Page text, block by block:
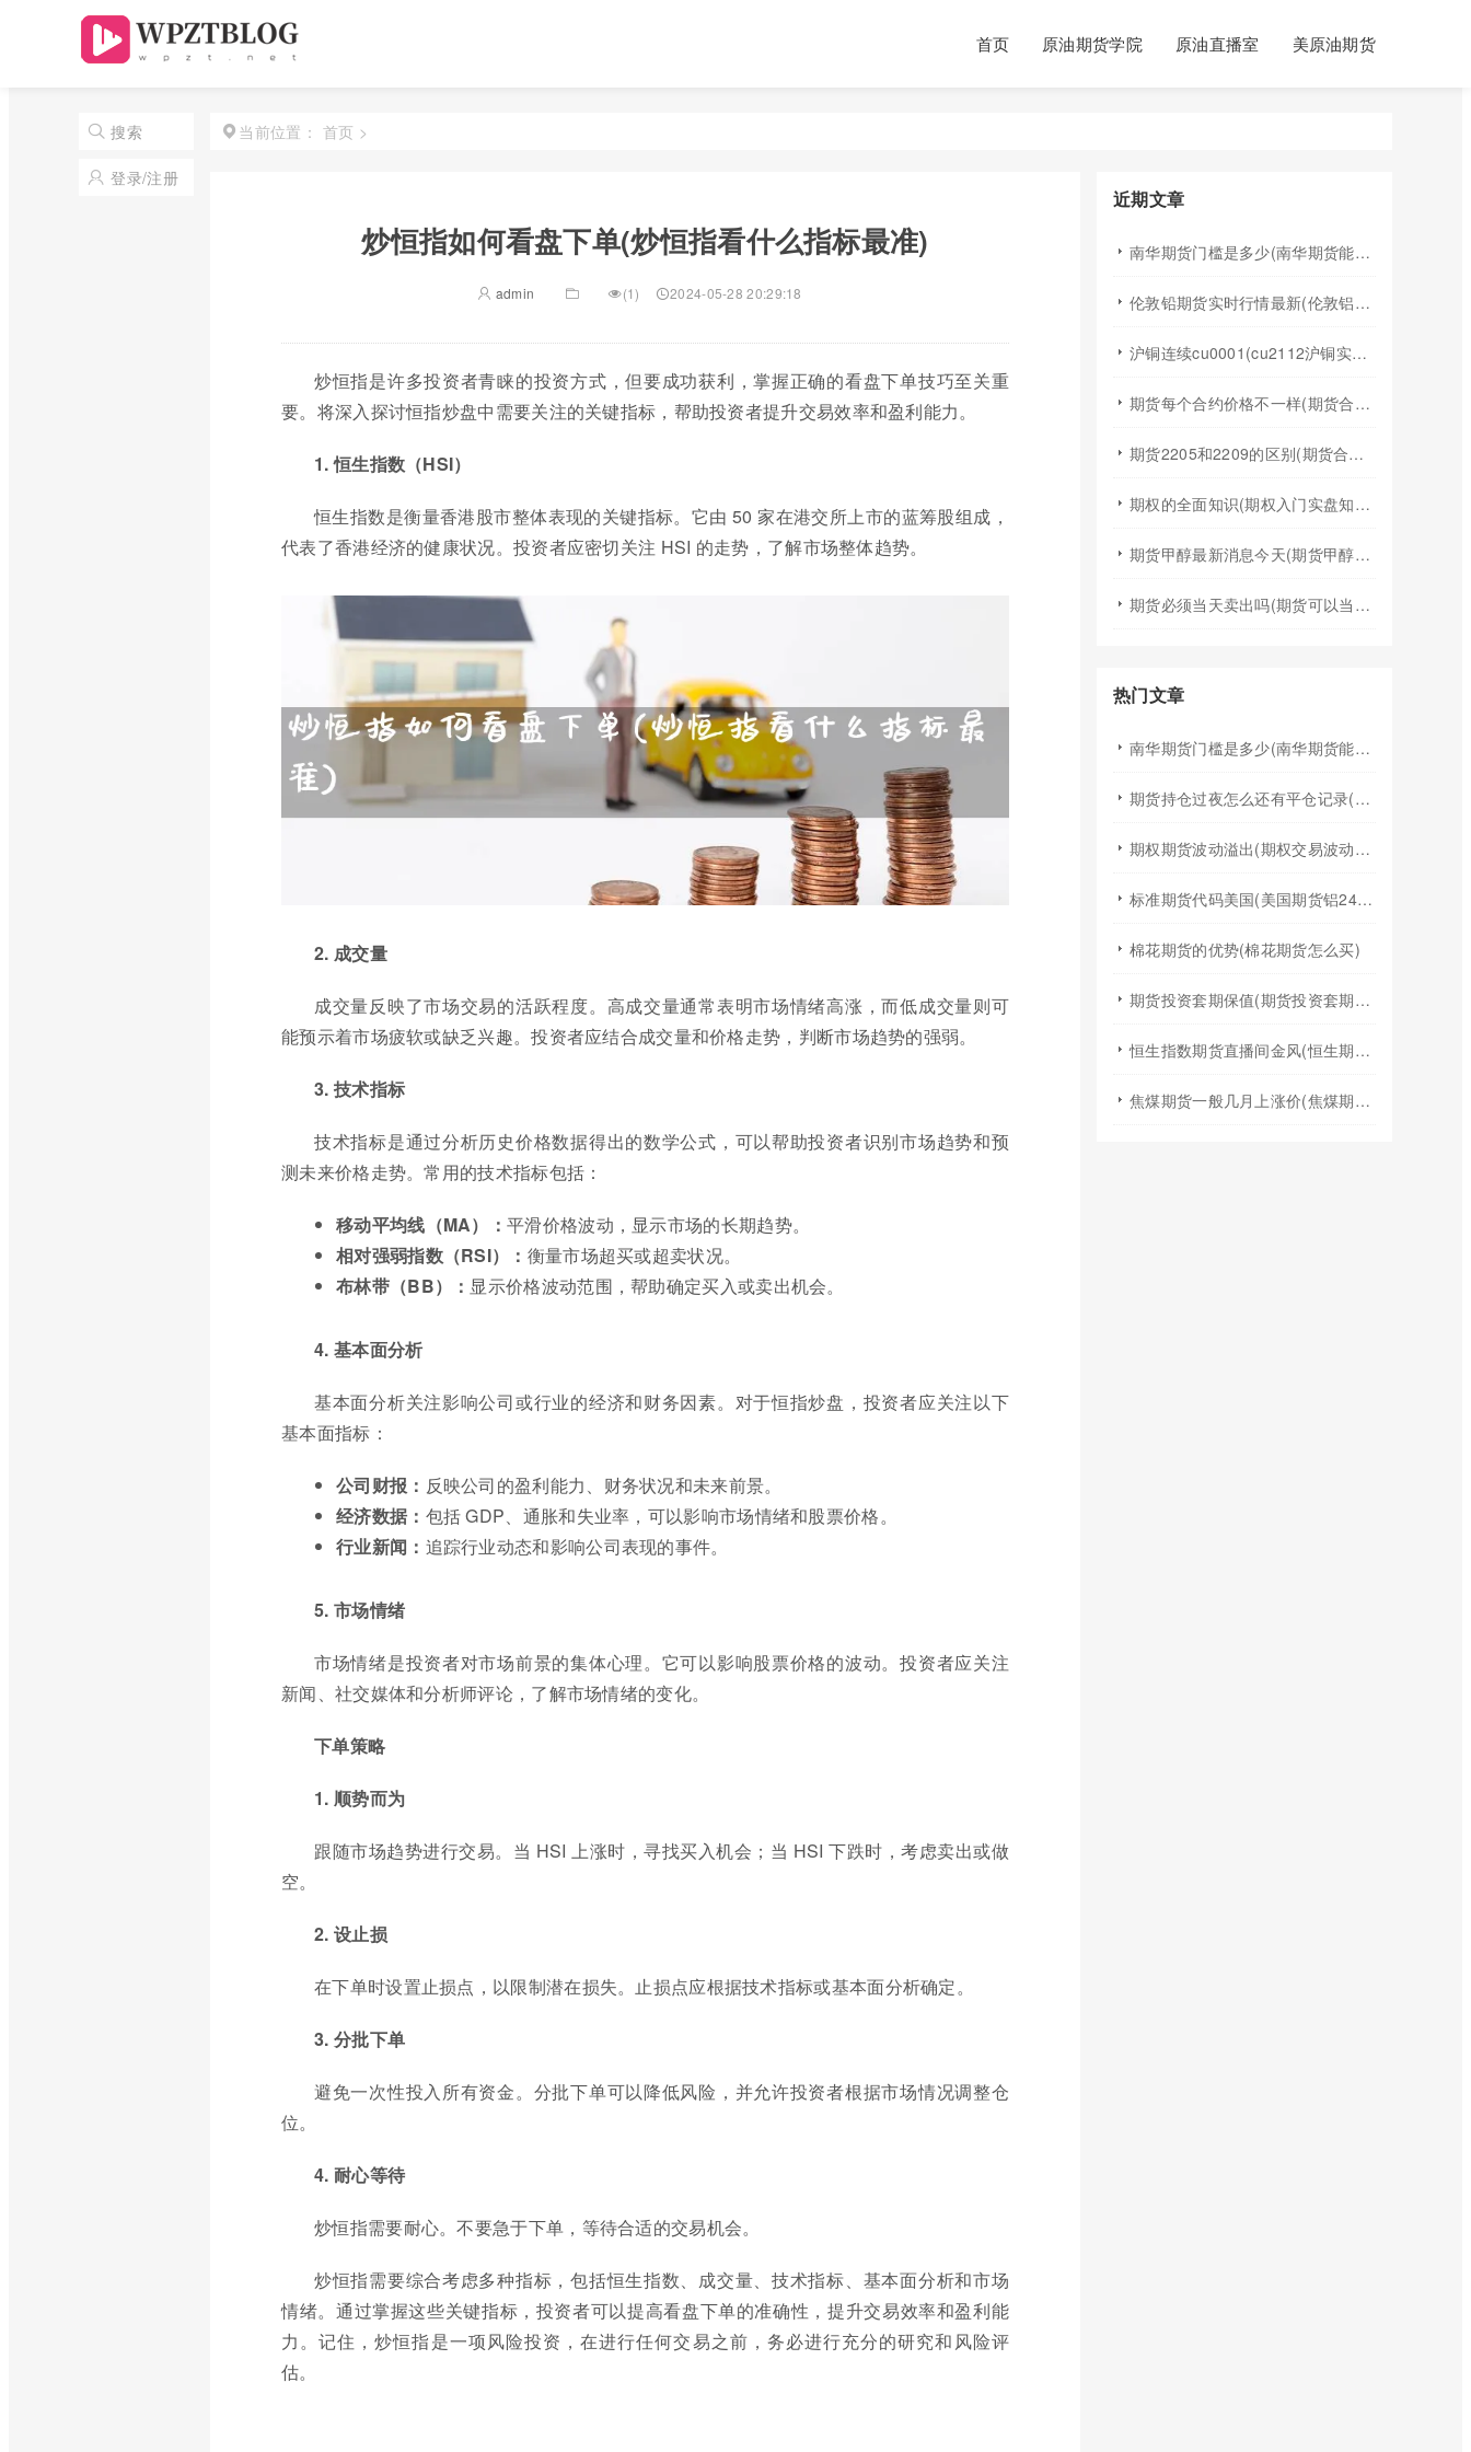
首页 原油期货学院 原油直播室 美原油期货
搜索
登录/注册
当前位置： 首页 >
炒恒指如何看盘下单(炒恒指看什么指标最准)
admin (1) 2024-05-28 20:29:18
炒恒指是许多投资者青睐的投资方式，但要成功获利，掌握正确的看盘下单技巧至关重
要。将深入探讨恒指炒盘中需要关注的关键指标，帮助投资者提升交易效率和盈利能力。
1. 恒生指数（HSI）
恒生指数是衡量香港股市整体表现的关键指标。它由 50 家在港交所上市的蓝筹股组成，
代表了香港经济的健康状况。投资者应密切关注 HSI 的走势，了解市场整体趋势。
2. 成交量
成交量反映了市场交易的活跃程度。高成交量通常表明市场情绪高涨，而低成交量则可
能预示着市场疲软或缺乏兴趣。投资者应结合成交量和价格走势，判断市场趋势的强弱。
3. 技术指标
技术指标是通过分析历史价格数据得出的数学公式，可以帮助投资者识别市场趋势和预
测未来价格走势。常用的技术指标包括：
移动平均线（MA）： 平滑价格波动，显示市场的长期趋势。
相对强弱指数（RSI）： 衡量市场超买或超卖状况。
布林带（BB）： 显示价格波动范围，帮助确定买入或卖出机会。
4. 基本面分析
基本面分析关注影响公司或行业的经济和财务因素。对于恒指炒盘，投资者应关注以下
基本面指标：
公司财报： 反映公司的盈利能力、财务状况和未来前景。
经济数据： 包括 GDP、通胀和失业率，可以影响市场情绪和股票价格。
行业新闻： 追踪行业动态和影响公司表现的事件。
5. 市场情绪
市场情绪是投资者对市场前景的集体心理。它可以影响股票价格的波动。投资者应关注
新闻、社交媒体和分析师评论，了解市场情绪的变化。
下单策略
1. 顺势而为
跟随市场趋势进行交易。当 HSI 上涨时，寻找买入机会；当 HSI 下跌时，考虑卖出或做
空。
2. 设止损
在下单时设置止损点，以限制潜在损失。止损点应根据技术指标或基本面分析确定。
3. 分批下单
避免一次性投入所有资金。分批下单可以降低风险，并允许投资者根据市场情况调整仓
位。
4. 耐心等待
炒恒指需要耐心。不要急于下单，等待合适的交易机会。
炒恒指需要综合考虑多种指标，包括恒生指数、成交量、技术指标、基本面分析和市场
情绪。通过掌握这些关键指标，投资者可以提高看盘下单的准确性，提升交易效率和盈利能
力。记住，炒恒指是一项风险投资，在进行任何交易之前，务必进行充分的研究和风险评
估。
近期文章
南华期货门槛是多少(南华期货能做国际期货吗)
伦敦铅期货实时行情最新(伦敦铝锡期货实时行情)
沪铜连续cu0001(cu2112沪铜实时行情)
期货每个合约价格不一样(期货合约之间的价格差)
期货2205和2209的区别(期货合约2205什么意思)
期权的全面知识(期权入门实盘知识)
期货甲醇最新消息今天(期货甲醇最新消息今天行情)
期货必须当天卖出吗(期货可以当天买入卖出吗)
热门文章
南华期货门槛是多少(南华期货能做国际期货吗)
期货持仓过夜怎么还有平仓记录(期货持仓过夜手续费)
期权期货波动溢出(期权交易波动率)
标准期货代码美国(美国期货铝24小时行情代码)
棉花期货的优势(棉花期货怎么买)
期货投资套期保值(期货投资套期保值什么意思)
恒生指数期货直播间金风(恒生期货夜盘行情)
焦煤期货一般几月上涨价(焦煤期货夏天涨价吗)